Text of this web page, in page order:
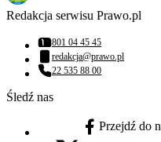
Redakcja serwisu Prawo.pl
Numer telefonu:
801 04 45 45
Adres email:
redakcja@prawo.pl
Numer telefonu:
22 535 88 00
Śledź nas
facebook - otwiera
Przejdź do